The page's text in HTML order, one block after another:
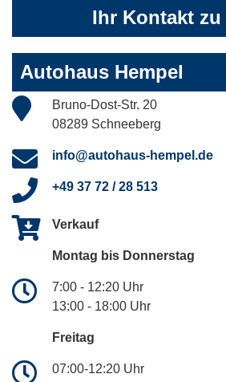
Ihr Kontakt zu
Autohaus Hempel
Bruno-Dost-Str. 20
08289 Schneeberg
info@autohaus-hempel.de
+49 37 72 / 28 513
Verkauf
Montag bis Donnerstag
7:00 - 12:20 Uhr
13:00 - 18:00 Uhr
Freitag
07:00-12:20 Uhr